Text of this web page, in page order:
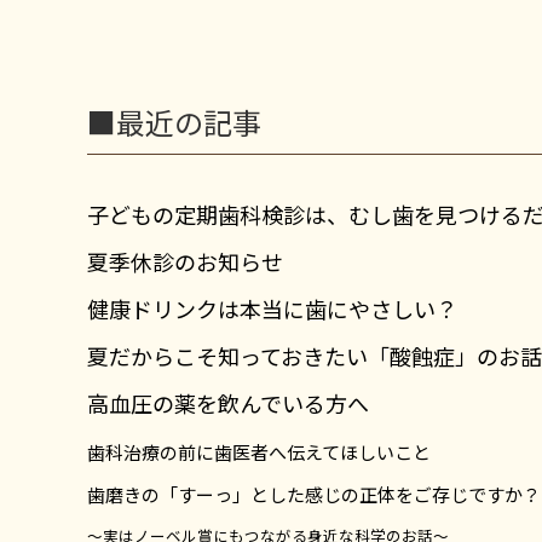
■最近の記事
子どもの定期歯科検診は、むし歯を見つける
夏季休診のお知らせ
健康ドリンクは本当に歯にやさしい？
夏だからこそ知っておきたい「酸蝕症」のお話
高血圧の薬を飲んでいる方へ
歯科治療の前に歯医者へ伝えてほしいこと
歯磨きの「すーっ」とした感じの正体をご存じですか？
～実はノーベル賞にもつながる身近な科学のお話～